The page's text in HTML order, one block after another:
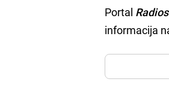
Portal
informacija